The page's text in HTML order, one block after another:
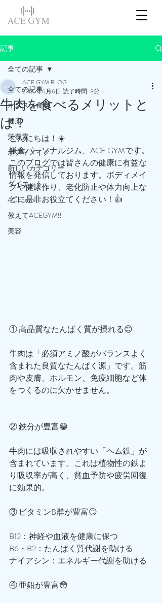
記事
全ての記事
オススメ食材
健康
栄養素
ボディメイク
新しいカテゴリー
ダイエット
ACEnews
教えてACEGYM‼️
美容
全ての記事
牛肉を食べるメリットと
は？
ACE GYM BLOG
2025年6月6日 読了時間: 3分
こんにちは！☀️
鎌倉パーソナルジム、ACE GYMです。
このブログでは皆さんの健康に有益な
情報を発信しております。ボディメイ
クや健康作り、老化防止や体力向上な
どに是非お役立てください！👍
① 高品質なたんぱく質が摂れる😊
牛肉は「必須アミノ酸がバランスよく
含まれた良質なたんぱく源」です。筋
肉や皮膚、ホルモン、免疫細胞など体
をつくるのに欠かせません。
② 鉄分が豊富😁
牛肉には吸収されやすい「ヘム鉄」が
含まれています。これは植物性の鉄よ
り吸収率が高く、貧血予防や疲労回復
に効果的。
③ ビタミンB群が豊富😏
B12：神経や血液を健康に保つ
B6・B2：たんぱく質代謝を助ける
ナイアシン：エネルギー代謝を助ける
④ 亜鉛が豊富😳